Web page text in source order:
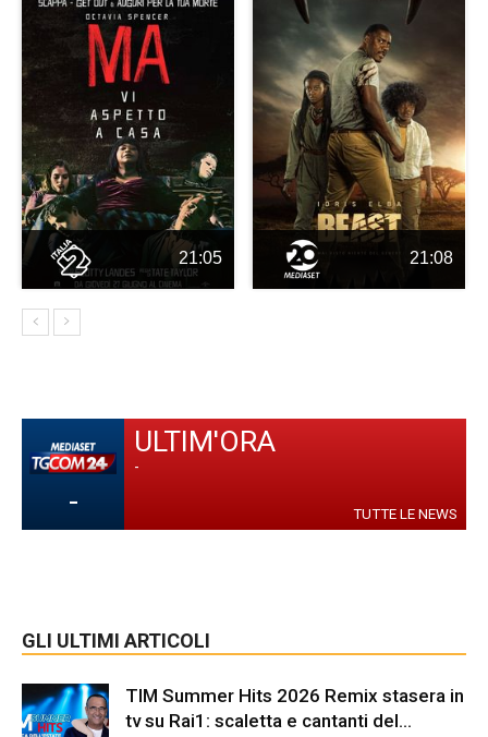
21:05 21:08
-
ULTIM'ORA
-
TUTTE LE NEWS
GLI ULTIMI ARTICOLI
TIM Summer Hits 2026 Remix stasera in
tv su Rai1: scaletta e cantanti del...